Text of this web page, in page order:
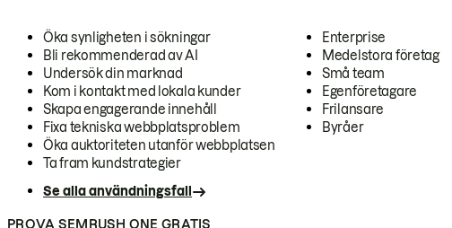
Öka synligheten i sökningar
Bli rekommenderad av AI
Undersök din marknad
Kom i kontakt med lokala kunder
Skapa engagerande innehåll
Fixa tekniska webbplatsproblem
Öka auktoriteten utanför webbplatsen
Ta fram kundstrategier
Se alla användningsfall
Enterprise
Medelstora företag
Små team
Egenföretagare
Frilansare
Byråer
PROVA SEMRUSH ONE GRATIS